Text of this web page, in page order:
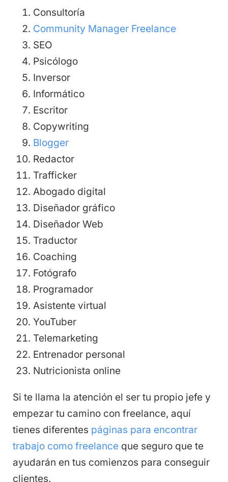
Consultoría
Community Manager Freelance
SEO
Psicólogo
Inversor
Informático
Escritor
Copywriting
Blogger
Redactor
Trafficker
Abogado digital
Diseñador gráfico
Diseñador Web
Traductor
Coaching
Fotógrafo
Programador
Asistente virtual
YouTuber
Telemarketing
Entrenador personal
Nutricionista online
Si te llama la atención el ser tu propio jefe y
empezar tu camino con freelance, aquí
tienes diferentes páginas para encontrar
trabajo como freelance que seguro que te
ayudarán en tus comienzos para conseguir
clientes.